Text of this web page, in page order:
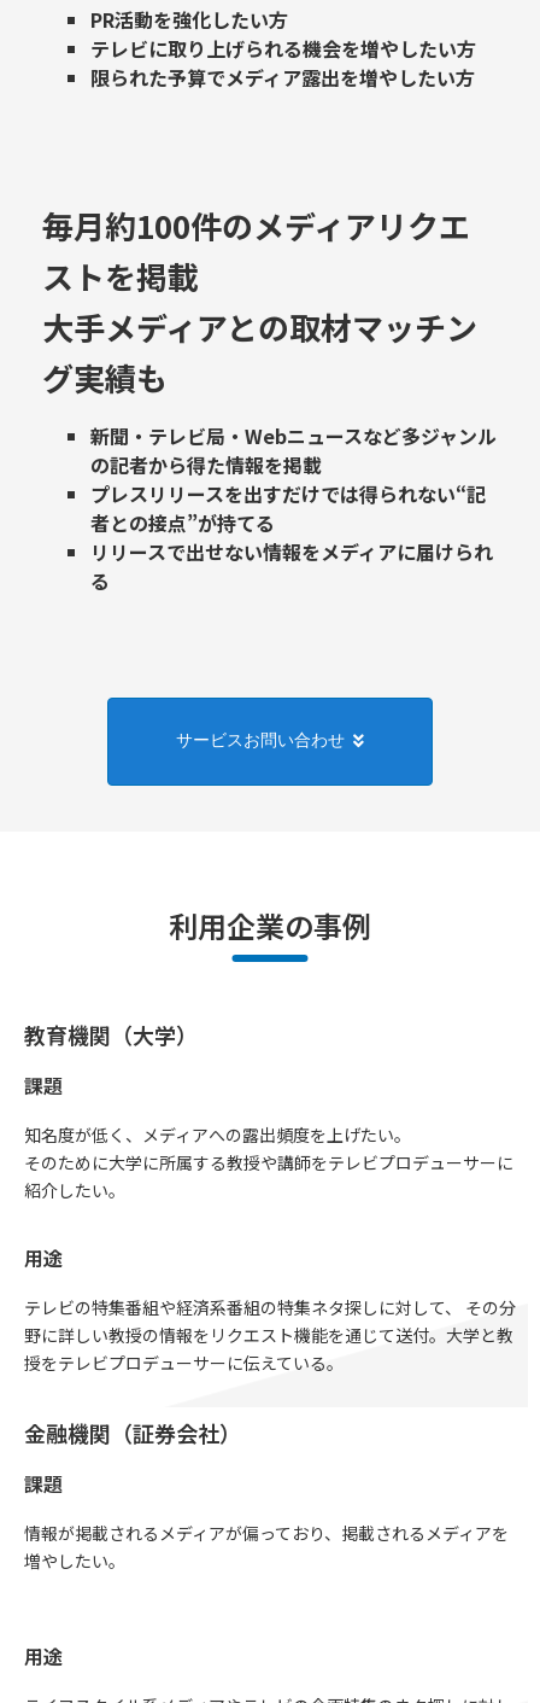
PR活動を強化したい方
テレビに取り上げられる機会を増やしたい方
限られた予算でメディア露出を増やしたい方
毎月約100件のメディアリクエ
ストを掲載
大手メディアとの取材マッチン
グ実績も
新聞・テレビ局・Webニュースなど多ジャンル
の記者から得た情報を掲載
プレスリリースを出すだけでは得られない“記
者との接点”が持てる
リリースで出せない情報をメディアに届けられ
る
サービスお問い合わせ
利用企業の事例
教育機関（大学）
課題
知名度が低く、メディアへの露出頻度を上げたい。
そのために大学に所属する教授や講師をテレビプロデューサーに
紹介したい。
用途
テレビの特集番組や経済系番組の特集ネタ探しに対して、 その分
野に詳しい教授の情報をリクエスト機能を通じて送付。大学と教
授をテレビプロデューサーに伝えている。
金融機関（証券会社）
課題
情報が掲載されるメディアが偏っており、掲載されるメディアを
増やしたい。
用途